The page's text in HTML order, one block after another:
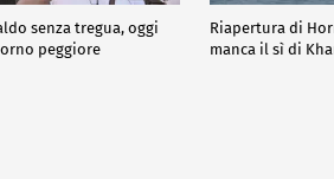
senza tregua, oggi
peggiore
Riapertura di
manca il sì di